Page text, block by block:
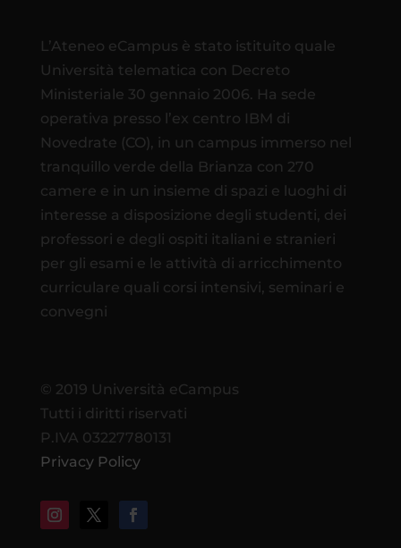
L’Ateneo eCampus è stato istituito quale
Università telematica con Decreto
Ministeriale 30 gennaio 2006. Ha sede
operativa presso l’ex centro IBM di
Novedrate (CO), in un campus immerso nel
tranquillo verde della Brianza con 270
camere e in un insieme di spazi e luoghi di
interesse a disposizione degli studenti, dei
professori e degli ospiti italiani e stranieri
per gli esami e le attività di arricchimento
curriculare quali corsi intensivi, seminari e
convegni
© 2019 Università eCampus
Tutti i diritti riservati
P.IVA 03227780131
Privacy Policy